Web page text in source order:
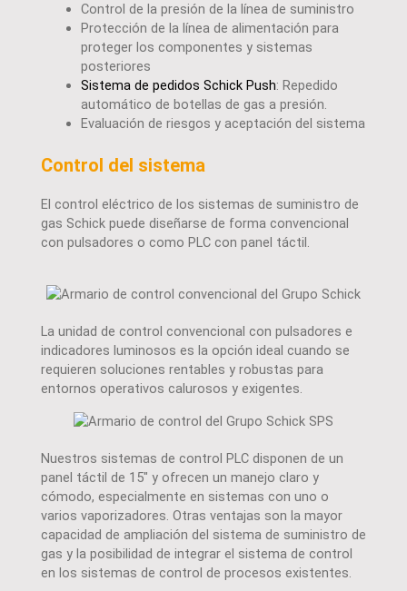
Control de la presión de la línea de suministro
Protección de la línea de alimentación para
proteger los componentes y sistemas
posteriores
Sistema de pedidos Schick Push: Repedido
automático de botellas de gas a presión.
Evaluación de riesgos y aceptación del sistema
Control del sistema
El control eléctrico de los sistemas de suministro de
gas Schick puede diseñarse de forma convencional
con pulsadores o como PLC con panel táctil.
La unidad de control convencional con pulsadores e
indicadores luminosos es la opción ideal cuando se
requieren soluciones rentables y robustas para
entornos operativos calurosos y exigentes.
Nuestros sistemas de control PLC disponen de un
panel táctil de 15" y ofrecen un manejo claro y
cómodo, especialmente en sistemas con uno o
varios vaporizadores. Otras ventajas son la mayor
capacidad de ampliación del sistema de suministro de
gas y la posibilidad de integrar el sistema de control
en los sistemas de control de procesos existentes.